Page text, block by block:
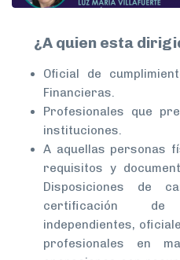
¿A quien esta
Oficial de
Financieras.
Profesionales que
instituciones.
A aquellas personas
requisitos y
Disposiciones de
certificación de
independientes,
profesionales en